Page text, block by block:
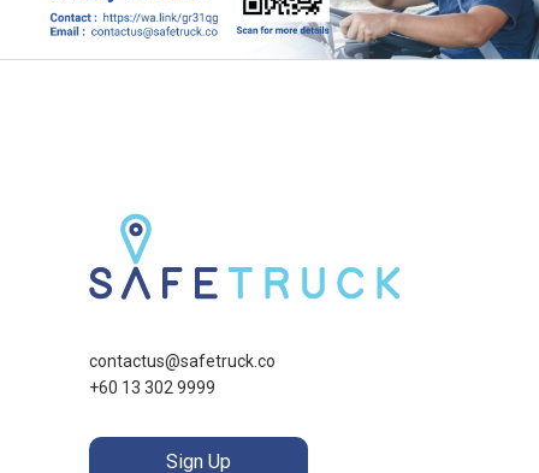
contactus@safetruck.co
+60 13 302 9999
Sign Up